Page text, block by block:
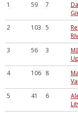
1 59 7
2
103 5
3
56 3
4 106 8
5 41 6